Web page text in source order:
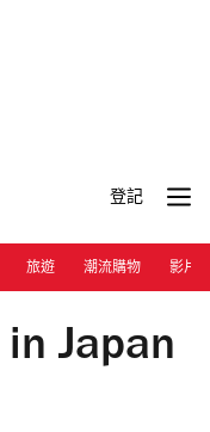
登記
旅遊 潮流購物 影片
in Japan 2024
Japan